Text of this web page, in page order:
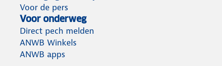
Voor de pers
Voor onderweg
Direct pech melden
ANWB Winkels
ANWB apps